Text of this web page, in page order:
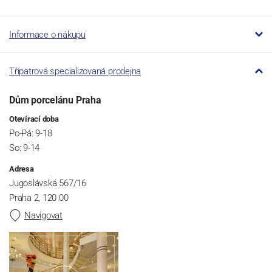
Informace o nákupu
Třípatrová specializovaná prodejna
Dům porcelánu Praha
Otevírací doba
Po-Pá: 9-18
So: 9-14
Adresa
Jugoslávská 567/16
Praha 2, 120 00
Navigovat